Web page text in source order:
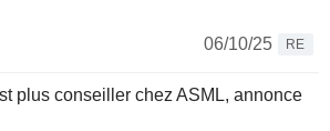
06/10/25
RE
plus conseiller chez ASML, annonce